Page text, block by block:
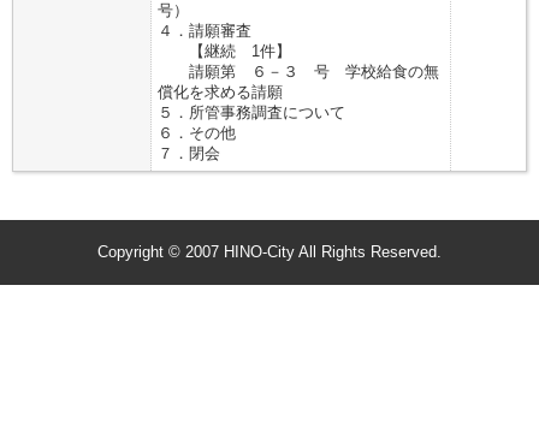
号）
４．請願審査
【継続 1件】
請願第 ６－３ 号 学校給食の無
償化を求める請願
５．所管事務調査について
６．その他
７．閉会
Copyright © 2007 HINO-City All Rights Reserved.